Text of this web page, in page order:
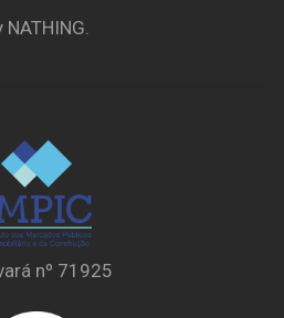
NATHING.
nº 71925